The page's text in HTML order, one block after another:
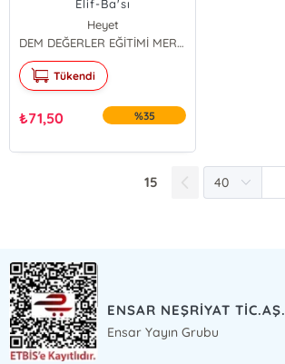
Elif-Ba'sı
Heyet
DEM DEĞERLER EĞİTİMİ MERKEZİ YAYINLARI
Tükendi
₺71,50 %35
15
ENSAR NEŞRİYAT TİC.AŞ.
Ensar Yayın Grubu